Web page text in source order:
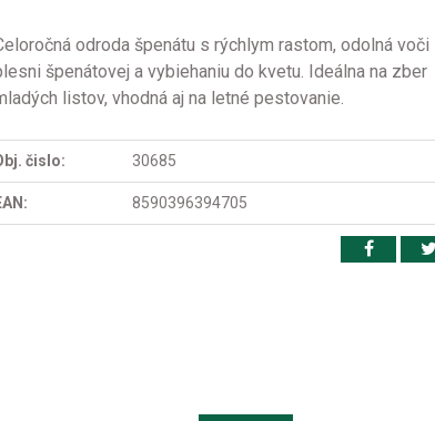
odroda špenátu s rýchlym rastom, odolná voči
špenátovej a vybiehaniu do kvetu. Ideálna na zber
listov, vhodná aj na letné pestovanie.
čislo: 30685
8590396394705